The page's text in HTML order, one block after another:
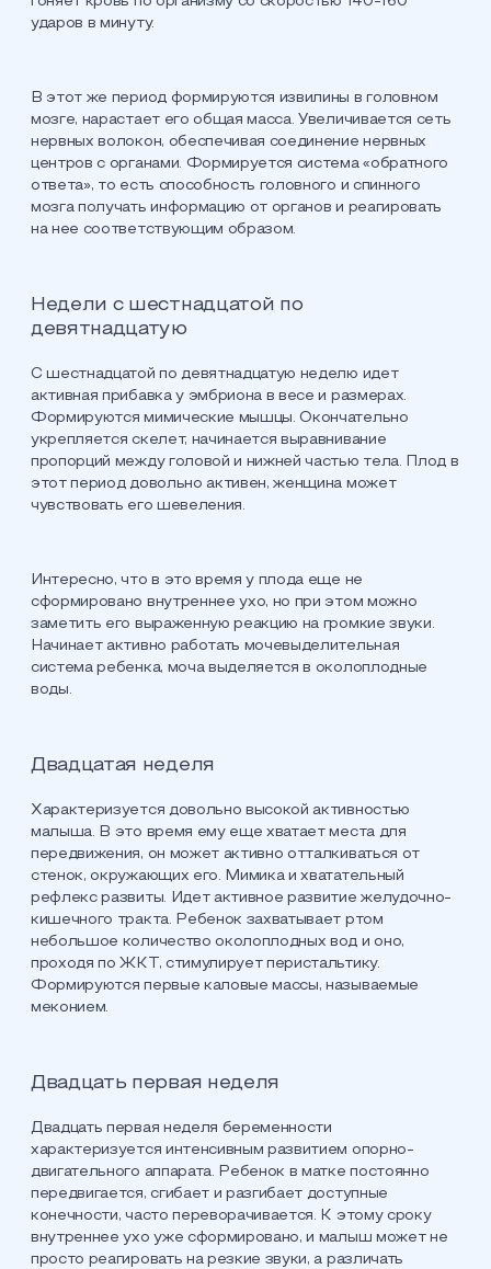
ударов в минуту.
В этот же период формируются извилины в головном
мозге, нарастает его общая масса. Увеличивается сеть
нервных волокон, обеспечивая соединение нервных
центров с органами. Формируется система «обратного
ответа», то есть способность головного и спинного
мозга получать информацию от органов и реагировать
на нее соответствующим образом.
Недели с шестнадцатой по
девятнадцатую
С шестнадцатой по девятнадцатую неделю идет
активная прибавка у эмбриона в весе и размерах.
Формируются мимические мышцы. Окончательно
укрепляется скелет, начинается выравнивание
пропорций между головой и нижней частью тела. Плод в
этот период довольно активен, женщина может
чувствовать его шевеления.
Интересно, что в это время у плода еще не
сформировано внутреннее ухо, но при этом можно
заметить его выраженную реакцию на громкие звуки.
Начинает активно работать мочевыделительная
система ребенка, моча выделяется в околоплодные
воды.
Двадцатая неделя
Характеризуется довольно высокой активностью
малыша. В это время ему еще хватает места для
передвижения, он может активно отталкиваться от
стенок, окружающих его. Мимика и хватательный
рефлекс развиты. Идет активное развитие желудочно-
кишечного тракта. Ребенок захватывает ртом
небольшое количество околоплодных вод и оно,
проходя по ЖКТ, стимулирует перистальтику.
Формируются первые каловые массы, называемые
меконием.
Двадцать первая неделя
Двадцать первая неделя беременности
характеризуется интенсивным развитием опорно-
двигательного аппарата. Ребенок в матке постоянно
передвигается, сгибает и разгибает доступные
конечности, часто переворачивается. К этому сроку
внутреннее ухо уже сформировано, и малыш может не
просто реагировать на резкие звуки, а различать